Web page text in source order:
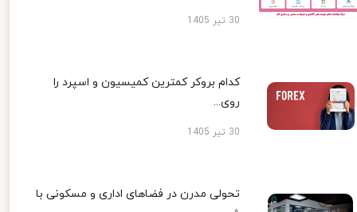
30 تیر 1405
کدام بروکر کمترین کمیسیون و اسپرد را
روی...
30 تیر 1405
تحولی مدرن در فضاهای اداری و مسکونی با